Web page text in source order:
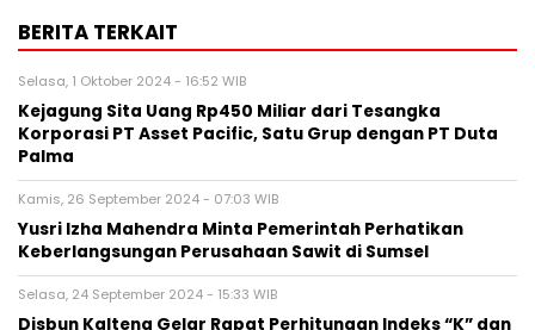
BERITA TERKAIT
Selasa, 1 Oktober 2024 - 16:52 WIB
Kejagung Sita Uang Rp450 Miliar dari Tesangka
Korporasi PT Asset Pacific, Satu Grup dengan PT Duta
Palma
Kamis, 26 September 2024 - 07:03 WIB
Yusri Izha Mahendra Minta Pemerintah Perhatikan
Keberlangsungan Perusahaan Sawit di Sumsel
Selasa, 24 September 2024 - 15:33 WIB
Disbun Kalteng Gelar Rapat Perhitungan Indeks “K” dan